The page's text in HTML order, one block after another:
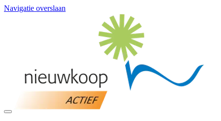
Navigatie overslaan